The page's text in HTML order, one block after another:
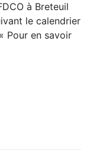
à Breteuil
le calendrier
Pour en savoir